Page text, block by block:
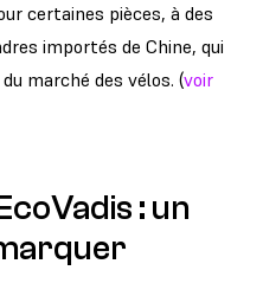
certaines pièces, à des
importés de Chine, qui
marché des vélos. (voir
: un